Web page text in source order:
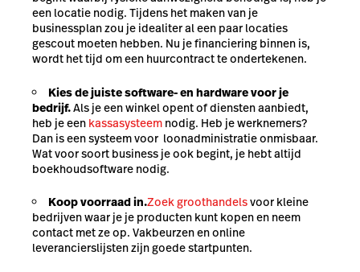
een locatie nodig. Tijdens het maken van je
businessplan zou je idealiter al een paar locaties
gescout moeten hebben. Nu je financiering binnen is,
wordt het tijd om een huurcontract te ondertekenen.
Kies de juiste software- en hardware voor je
bedrijf.Als je een winkel opent of diensten aanbiedt,
heb je een kassasysteem nodig. Heb je werknemers?
Dan is een systeem voor loonadministratie onmisbaar.
Wat voor soort business je ook begint, je hebt altijd
boekhoudsoftware nodig.
Koop voorraad in.Zoek groothandelsvoor kleine
bedrijven waar je je producten kunt kopen en neem
contact met ze op. Vakbeurzen en online
leverancierslijsten zijn goede startpunten.